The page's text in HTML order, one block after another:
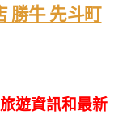
勝牛 先斗町
遊資訊和最新